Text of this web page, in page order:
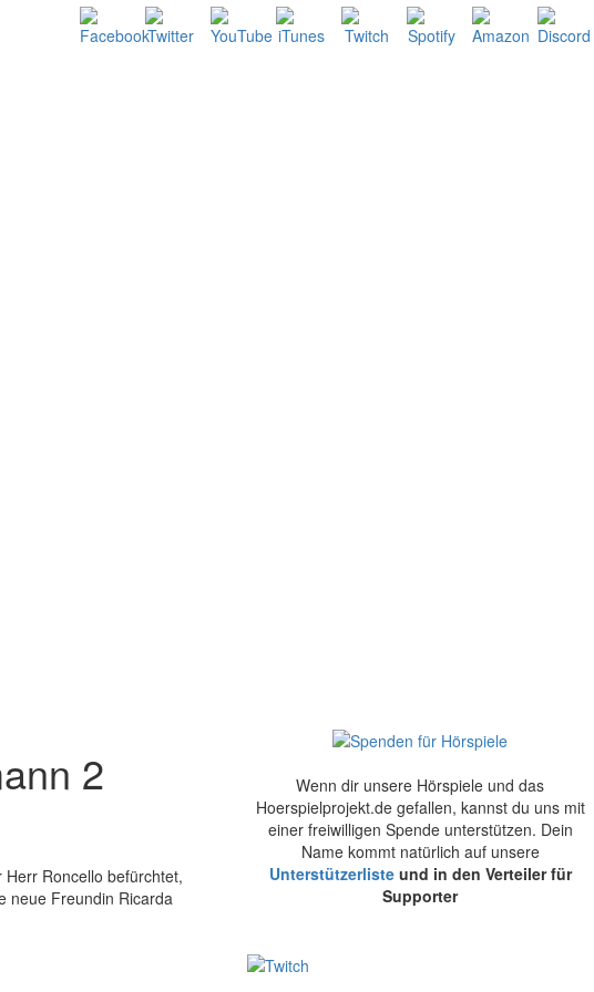
2
Roncello befürchtet,
neue Freundin Ricarda
Wenn dir unsere Hörspiele und das
Hoerspielprojekt.de gefallen, kannst du uns mit
einer freiwilligen Spende unterstützen. Dein
Name kommt natürlich auf unsere
Unterstützerlisteund in den Verteiler für
Supporter